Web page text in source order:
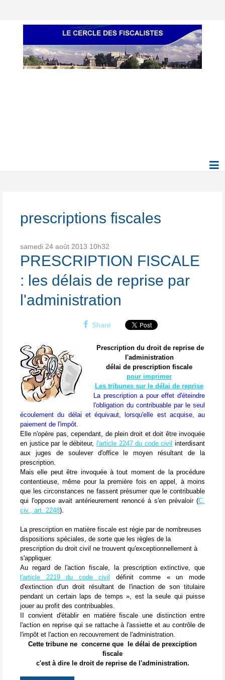
prescriptions fiscales
samedi 24 août 2013 10h32
PRESCRIPTION FISCALE
: les délais de reprise par
l'administration
Share
Prescription du droit de reprise de
l'administration
délai de prescription fiscale
pour imprimer
Les tribunes sur le délai de reprise
La prescription a pour effet d'éteindre
l'obligation du contribuable par le seul
écoulement du délai et équivaut, lorsqu'elle est acquise, au
paiement de l'impôt.
Elle n'opère pas, cependant, de plein droit et doit être invoquée
en justice par le débiteur, l'article 2247du code civil interdisant
aux juges de soulever d'office le moyen résultant de la
prescription.
Mais elle peut être invoquée à tout moment de la procédure
contentieuse, même pour la première fois en appel, à moins
que les circonstances ne fassent présumer que le contribuable
qui l'oppose avait antérieurement renoncé à s'en prévaloir (C.
civ. , art. 2248).
La prescription en matière fiscale est régie par de nombreuses
dispositions spéciales, de sorte que les règles de la
prescription du droit civil ne trouvent qu'exceptionnellement à
s'appliquer.
Au regard de l'action fiscale, la prescription extinctive, que
l'article 2219 du code civil définit comme « un mode
d'extinction d'un droit résultant de l'inaction de son titulaire
pendant un certain laps de temps », est la seule qui puisse
jouer au profit des contribuables.
II convient d'établir en matière fiscale une distinction entre
l'action en reprise qui se rattache à l'assiette et au contrôle de
l'impôt et l'action en recouvrement de l'administration.
Cette tribune ne concerne que le délai de prexciption
fiscale
c'est à dire le droit de reprise de l'administration.